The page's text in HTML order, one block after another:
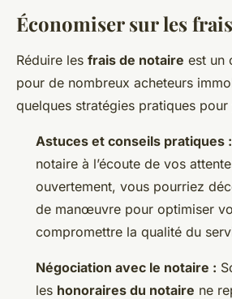
Économiser sur les
Réduire les frais de notaire est un
pour de nombreux acheteurs
quelques stratégies pratiques
Astuces et conseils pratiques :
notaire à l’écoute de vos
ouvertement, vous pourriez
de manœuvre pour optimiser
compromettre la qualité du
Négociation avec le notaire :
les honoraires du notaire ne